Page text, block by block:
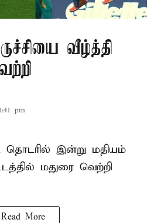
வீழ்த்தி
pm
தொடரில் இன்று மதியம்
மதுரை வெற்றி
Read More